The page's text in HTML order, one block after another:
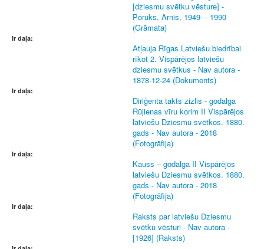
[dziesmu svētku vēsture] -
Poruks, Arnis, 1949- - 1990
(Grāmata)
Ir daļa:
Atļauja Rīgas Latviešu biedrībai
rīkot 2. Vispārējos latviešu
dziesmu svētkus - Nav autora -
1878-12-24 (Dokuments)
Ir daļa:
Diriģenta takts zizlis - godalga
Rūjienas vīru korim II Vispārējos
latviešu Dziesmu svētkos. 1880.
gads - Nav autora - 2018
(Fotogrāfija)
Ir daļa:
Kauss – godalga II Vispārējos
latviešu Dziesmu svētkos. 1880.
gads - Nav autora - 2018
(Fotogrāfija)
Ir daļa:
Raksts par latviešu Dziesmu
svētku vēsturi - Nav autora -
[1926] (Raksts)